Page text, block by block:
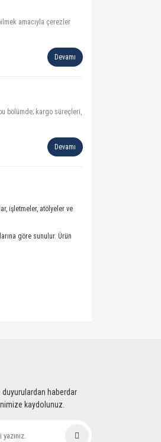
amacıyla çerezler
Devamı
bölümde; kargo süreçleri,
Devamı
işletmeler, atölyeler ve
göre sunulur. Ürün
duyurulardan haberdar
kaydolunuz.